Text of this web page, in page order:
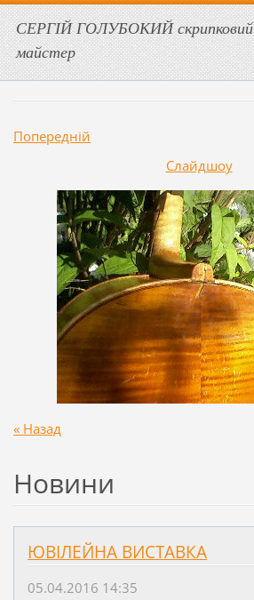
СЕРГІЙ ГОЛУБОКИЙ скрипковий
майстер
Попередній
Слайдшоу
« Назад
Новини
ЮВІЛЕЙНА ВИСТАВКА
05.04.2016 14:35